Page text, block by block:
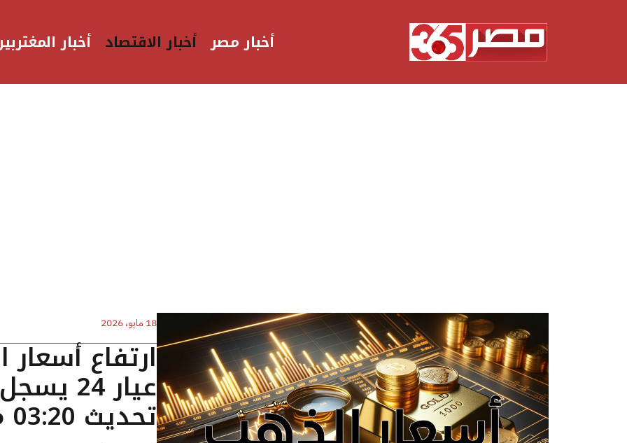
أخبار مصر أخبار الاقتصاد أخبار
18 مايو، 2026
ارتفاع
تحديث 03:20 مساءًا